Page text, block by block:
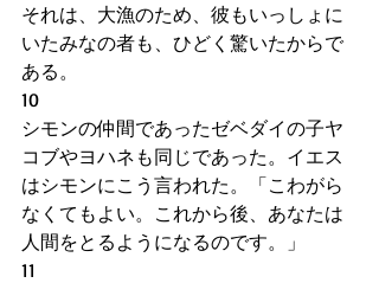
それは、大漁のため、彼もいっしょに
いたみなの者も、ひどく驚いたからで
ある。
10
シモンの仲間であったゼベダイの子ヤ
コブやヨハネも同じであった。イエス
はシモンにこう言われた。「こわがら
なくてもよい。これから後、あなたは
人間をとるようになるのです。」
11